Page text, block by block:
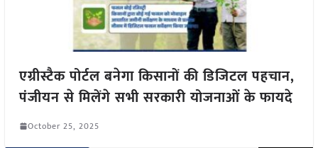
एग्रीस्टैक पोर्टल बनेगा किसानों की डिजिटल पहचान,
पंजीयन से मिलेंगे सभी सरकारी योजनाओं के फायदे
October 25, 2025